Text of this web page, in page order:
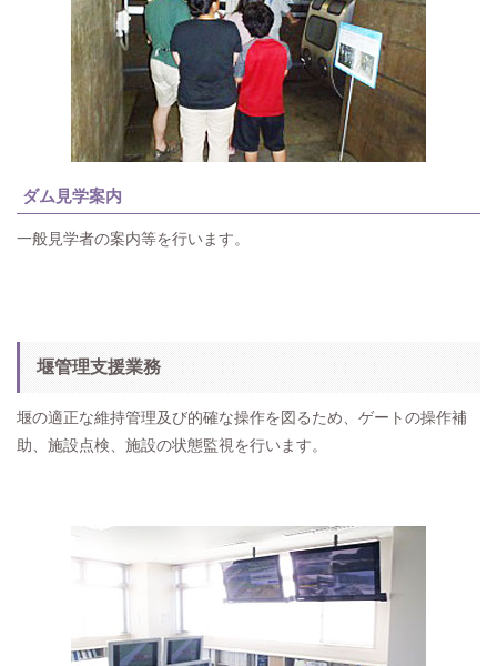
ダム見学案内
一般見学者の案内等を行います。
堰管理支援業務
堰の適正な維持管理及び的確な操作を図るため、ゲートの操作補
助、施設点検、施設の状態監視を行います。